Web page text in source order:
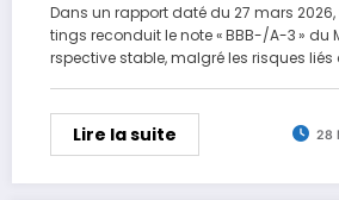
Dans un rapport daté du 27 mars 2026,
tings reconduit le note « BBB-/A-3 » du
rspective stable, malgré les risques liés
es de résilience suffisantespour
ternes, notamment la hausse des prix de
Lire la suite 28